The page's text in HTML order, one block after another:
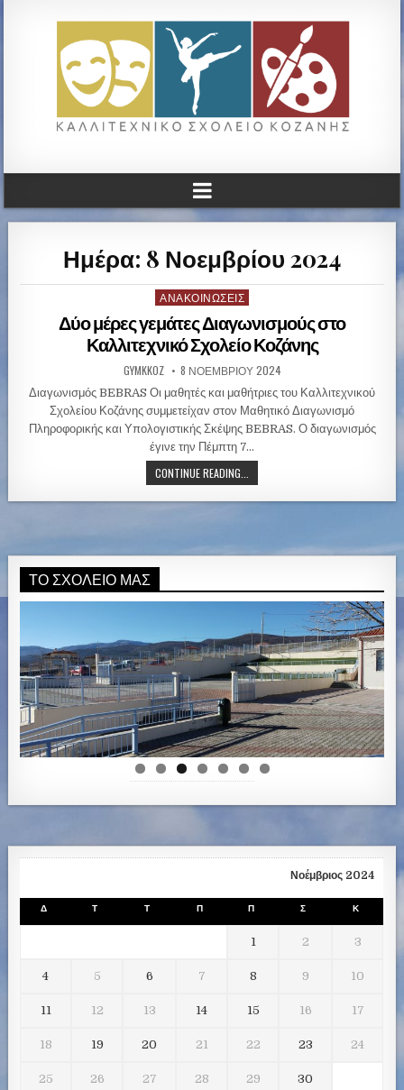
ΚΑΛΛΙΤΕΧΝΙΚΟ ΓΥΜΝΑΣΙΟ
ΚΟΖΑΝΗΣ
Ημέρα: 8 Νοεμβρίου 2024
P
s
t
e
d
i
n
ΑΝΑΚΟΙΝΏΣΕΙΣ
Δύο μέρες γεμάτες Διαγωνισμούς στο
Καλλιτεχνικό Σχολείο Κοζάνης
GYMKKOZ 8 ΝΟΕΜΒΡΊΟΥ 2024
Διαγωνισμός BEBRAS Οι μαθητές και μαθήτριες του Καλλιτεχνικού
Σχολείου Κοζάνης συμμετείχαν στον Μαθητικό Διαγωνισμό
Πληροφορικής και Υπολογιστικής Σκέψης BEBRAS. Ο διαγωνισμός
έγινε την Πέμπτη 7…
CONTINUE READING...
ΤΟ ΣΧΟΛΕΊΟ ΜΑΣ
Νοέμβριος 2024
Δ Τ Τ Π Π Σ Κ
1 2 3
4 5 6 7 8 9 10
11 12 13 14 15 16 17
18 19 20 21 22 23 24
25 26 27 28 29 30